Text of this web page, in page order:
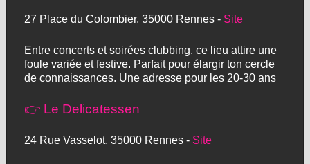
27 Place du Colombier, 35000 Rennes - Site
Entre concerts et soirées clubbing, ce lieu attire une
foule variée et festive. Parfait pour élargir ton cercle
de connaissances. Une adresse pour les 20-30 ans
👉 Le Delicatessen
24 Rue Vasselot, 35000 Rennes - Site